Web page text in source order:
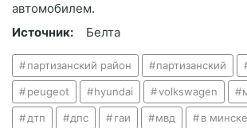
автомобилем.
Источник:
Белта
партизанский район партизанский
peugeot hyundai volkswagen
дтп дпс гаи мвд в минске